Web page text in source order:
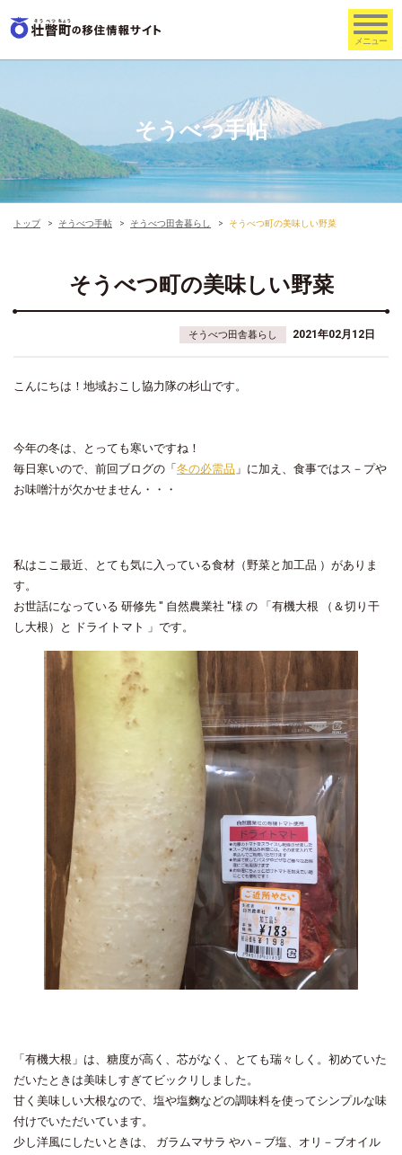
そうべつ手帖
トップ そうべつ手帖 そうべつ田舎暮らし そうべつ町の美味しい野菜
そうべつ町の美味しい野菜
そうべつ田舎暮らし 2021年02月12日
こんにちは！地域おこし協力隊の杉山です。
今年の冬は、とっても寒いですね！
毎日寒いので、前回ブログの「 冬の必需品 」に加え、食事ではス－プや
お味噌汁が欠かせません・・・
私はここ最近、とても気に入っている食材（野菜と加工品 ）がありま
す。
お世話になっている 研修先 " 自然農業社 "様 の 「有機大根 （＆切り干
し大根）と ドライトマト 」です。
「有機大根」は、糖度が高く、芯がなく、とても瑞々しく。初めていた
だいたときは美味しすぎてビックリしました。
甘く美味しい大根なので、塩や塩麴などの調味料を使ってシンプルな味
付けでいただいています。
少し洋風にしたいときは、 ガラムマサラ やハ－ブ塩、オリ－ブオイル